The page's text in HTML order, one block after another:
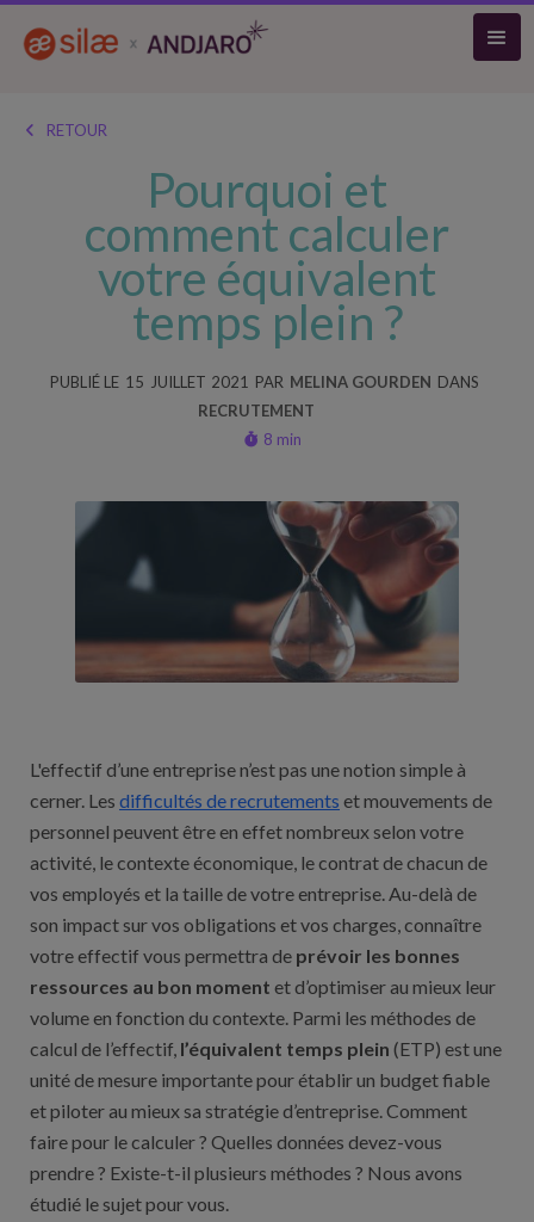
 RETOUR
Pourquoi et
comment calculer
votre équivalent
temps plein ?
PUBLIÉ LE 15 JUILLET 2021 PAR MELINA GOURDEN DANS
RECRUTEMENT
 8 min
L'effectif d’une entreprise n’est pas une notion simple à
cerner. Les difficultés de recrutements et mouvements de
personnel peuvent être en effet nombreux selon votre
activité, le contexte économique, le contrat de chacun de
vos employés et la taille de votre entreprise. Au-delà de
son impact sur vos obligations et vos charges, connaître
votre effectif vous permettra de prévoir les bonnes
ressources au bon moment et d’optimiser au mieux leur
volume en fonction du contexte. Parmi les méthodes de
calcul de l’effectif, l’équivalent temps plein (ETP) est une
unité de mesure importante pour établir un budget fiable
et piloter au mieux sa stratégie d’entreprise. Comment
faire pour le calculer ? Quelles données devez-vous
prendre ? Existe-t-il plusieurs méthodes ? Nous avons
étudié le sujet pour vous.